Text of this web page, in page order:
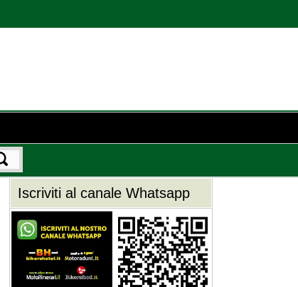
Iscriviti al canale Whatsapp